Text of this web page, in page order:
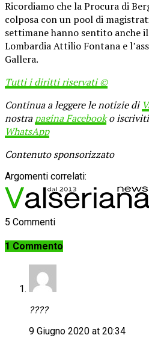
Ricordiamo che la Procura di
colposa con un pool di
settimane hanno sentito anche
Lombardia Attilio Fontana e
Gallera.
Tutti i diritti riservati ©
Continua a leggere le notizie di
nostrapagina Facebooko
WhatsApp
Contenuto sponsorizzato
Argomenti correlati:
5 Commenti
1 Commento
????
9 Giugno 2020 at 20:34